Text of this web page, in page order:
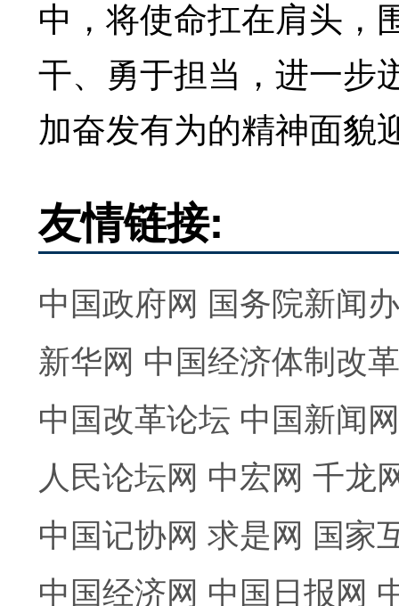
中，将使命扛在肩头，
干、勇于担当，进一步
加奋发有为的精神面貌
友情链接:
中国政府网 国务院新闻
新华网 中国经济体制改
中国改革论坛 中国新闻网
人民论坛网 中宏网 千龙
中国记协网 求是网 国家
中国经济网 中国日报网